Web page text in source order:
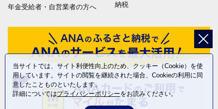
年金受給者・自営業者の方へ
納税
当サイトでは、サイト利便性向上のため、クッキー（Cookie）を使
用しています。サイトの閲覧を継続された場合、Cookieの利用に同
意したことものといたします。
詳細についてはプライバシーポリシーをお読みください。